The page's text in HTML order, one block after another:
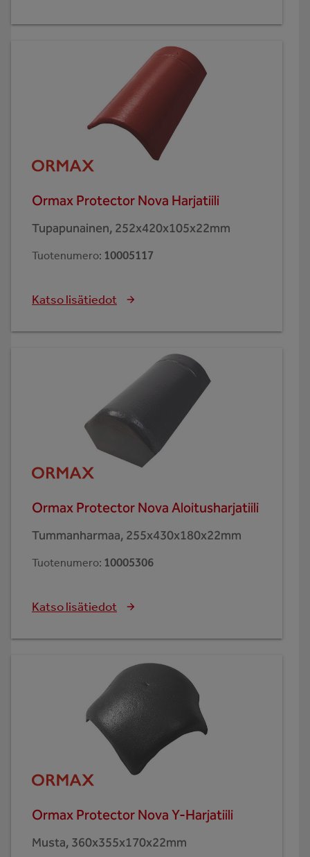
Ormax Protector Nova Harjatiili
Tupapunainen, 252x420x105x22mm
Tuotenumero: 10005117
Katso lisätiedot
Ormax Protector Nova Aloitusharjatiili
Tummanharmaa, 255x430x180x22mm
Tuotenumero: 10005306
Katso lisätiedot
Ormax Protector Nova Y-Harjatiili
Musta, 360x355x170x22mm